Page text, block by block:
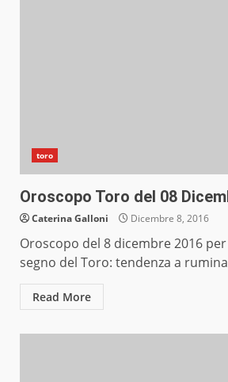
toro
Oroscopo Toro del 08
Caterina Galloni Dicembre 8, 2016
Oroscopo del 8 dicembre 2016
segno del Toro: tendenza a
Read More